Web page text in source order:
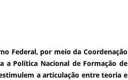
Federal, por meio da Coordenação
a Política Nacional de Formação de
a articulação entre teoria e